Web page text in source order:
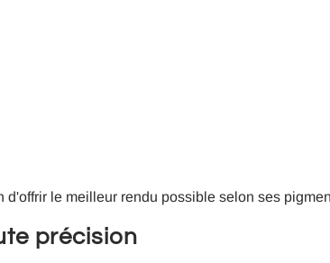
le meilleur rendu possible selon ses
précision